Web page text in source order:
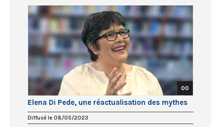
00
Elena Di Pede, une réactualisation des mythes
Diffusé le 08/05/2023